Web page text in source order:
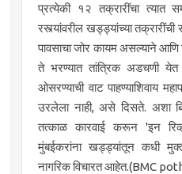
प्रत्येकी १२ तक्रारींचा त्यात
रस्त्यांवरील खड्ड्यांच्या
पावसाचा जोर कायम असल्याने
ते भरण्यात तांत्रिक अडचणी
ओसरण्याची वाट पाहण्याशिवाय
उरलेला नाही, असे दिसते. अशा
तत्काळ कारवाई करून 'इन
मुंबईकरांना खड्ड्यांतून कधी
नागरिक विचारत आहेत.(BMC